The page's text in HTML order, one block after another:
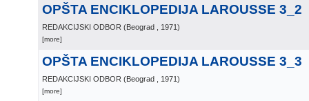
OPŠTA ENCIKLOPEDIJA LAROUSSE 3_2
REDAKCIJSKI ODBOR (Beograd , 1971)
[more]
OPŠTA ENCIKLOPEDIJA LAROUSSE 3_3
REDAKCIJSKI ODBOR (Beograd , 1971)
[more]